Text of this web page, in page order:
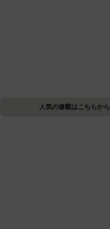
人気の連載はこちらから